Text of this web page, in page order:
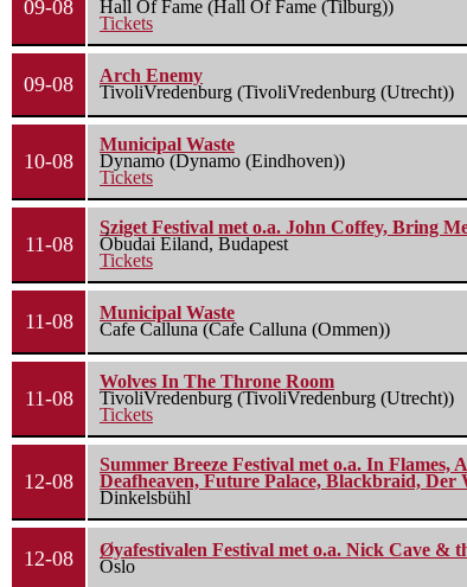
09-08
Hall Of Fame (Hall Of Fame (Tilburg))
Tickets
09-08
Arch Enemy
TivoliVredenburg (TivoliVredenburg (Utrecht))
10-08
Municipal Waste
Dynamo (Dynamo (Eindhoven))
Tickets
11-08
Sziget Festival met o.a. John Coffey, Bring
Óbudai Eiland, Budapest
Tickets
11-08
Municipal Waste
Cafe Calluna (Cafe Calluna (Ommen))
11-08
Wolves In The Throne Room
TivoliVredenburg (TivoliVredenburg (Utrecht))
Tickets
12-08
Summer Breeze Festival met o.a. In
Deafheaven, Future Palace, Blackbraid,
Dinkelsbühl
12-08
Øyafestivalen Festival met o.a. Nick Cave &
Oslo